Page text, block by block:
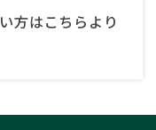
方はこちらより